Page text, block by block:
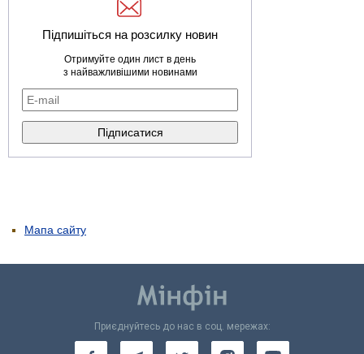
Підпишіться на розсилку новин
Отримуйте один лист в день
з найважливішими новинами
Мапа сайту
Приєднуйтесь до нас в соц. мережах: